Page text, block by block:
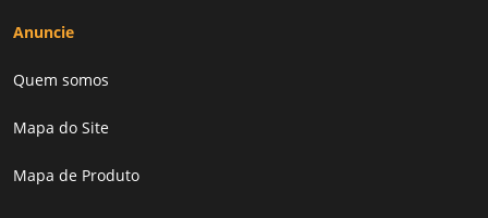
Anuncie
Quem somos
Mapa do Site
Mapa de Produto